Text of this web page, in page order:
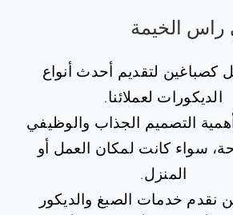
الخيمة
كصباغين لتقديم أحدث أنواع
الديكورات لعملائنا.
التصميم الجذاب والوظيفي
سواء كانت لمكان العمل أو
المنزل.
نقدم خدمات الصبغ والديكور